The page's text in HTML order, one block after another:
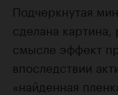
Подчеркнутая
сделана
смысле эффект
впоследствии
«найденная